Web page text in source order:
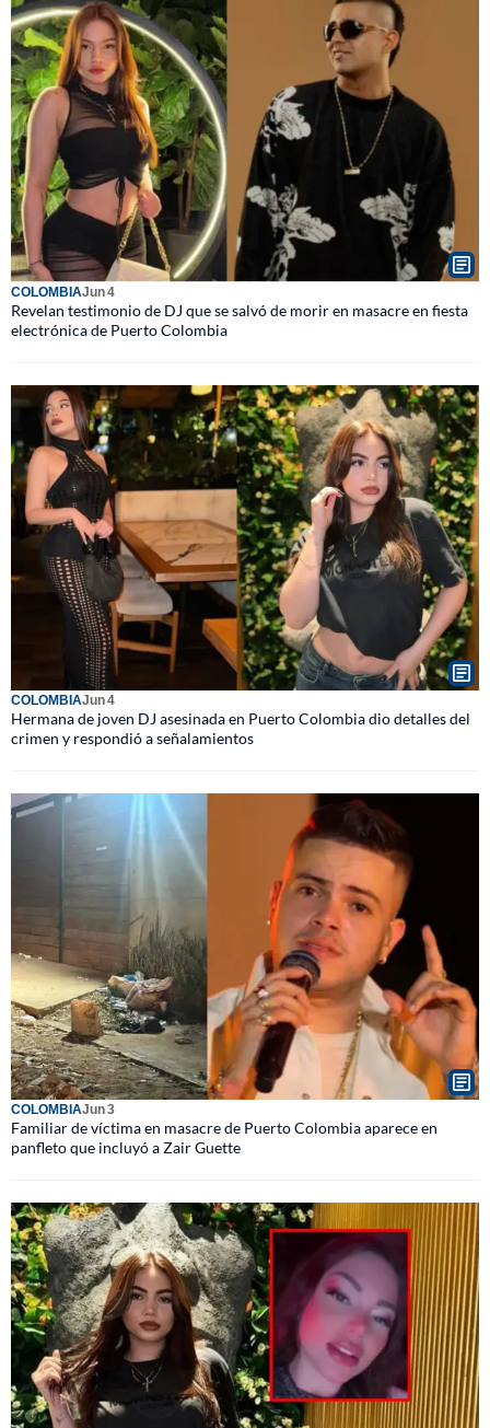
COLOMBIAJun 4
Revelan testimonio de DJ que se salvó de morir en masacre en fiesta
electrónica de Puerto Colombia
COLOMBIAJun 4
Hermana de joven DJ asesinada en Puerto Colombia dio detalles del
crimen y respondió a señalamientos
COLOMBIAJun 3
Familiar de víctima en masacre de Puerto Colombia aparece en
panfleto que incluyó a Zair Guette